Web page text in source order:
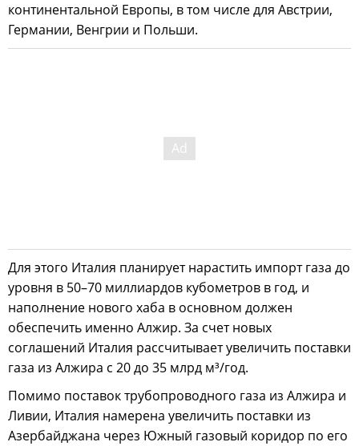
континентальной Европы, в том числе для Австрии,
Германии, Венгрии и Польши.
Для этого Италия планирует нарастить импорт газа до
уровня в 50–70 миллиардов кубометров в год, и
наполнение нового хаба в основном должен
обеспечить именно Алжир. За счет новых
соглашений Италия рассчитывает увеличить поставки
газа из Алжира с 20 до 35 млрд м³/год.
Помимо поставок трубопроводного газа из Алжира и
Ливии, Италия намерена увеличить поставки из
Азербайджана через Южный газовый коридор по его